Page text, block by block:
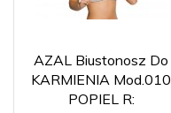
AZAL Biustonosz Do
KARMIENIA Mod.010
POPIEL R: